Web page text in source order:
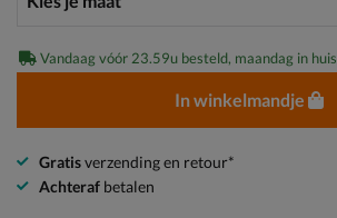
Vandaag vóór 23.59u besteld, maandag in huis
In winkelmandje
Gratisverzending en retour*
Achteraf betalen